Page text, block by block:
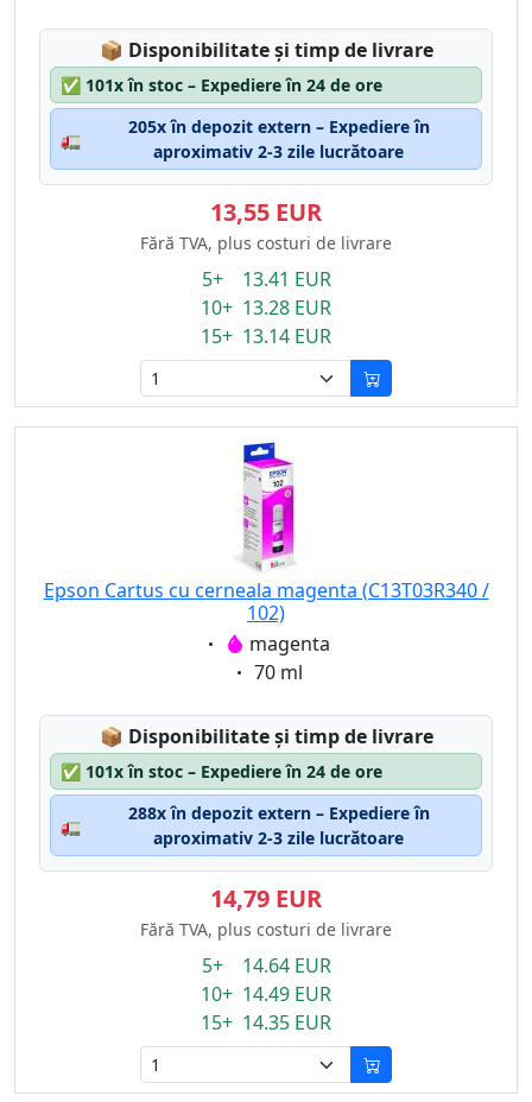
📦 Lagerstatus:
Disponibilitate și timp de livrare
✅ 101x în stoc – Expediere în 24 de ore
🚛
205x în depozit extern – Expediere în
aproximativ 2-3 zile lucrătoare
13,55 EUR
Fără TVA, plus costuri de livrare
5+ 13.41 EUR
10+ 13.28 EUR
15+ 13.14 EUR
Epson Cartus cu cerneala magenta (C13T03R340 /
102)
Eigenschaft:
magenta
Eigenschaft:
70 ml
📦 Lagerstatus:
Disponibilitate și timp de livrare
✅ 101x în stoc – Expediere în 24 de ore
🚛
288x în depozit extern – Expediere în
aproximativ 2-3 zile lucrătoare
14,79 EUR
Fără TVA, plus costuri de livrare
5+ 14.64 EUR
10+ 14.49 EUR
15+ 14.35 EUR